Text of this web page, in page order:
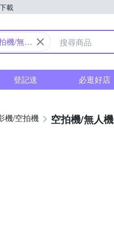
載
物中心
機/無人
登記送 必逛好店
機/空拍機 空拍機/無人機